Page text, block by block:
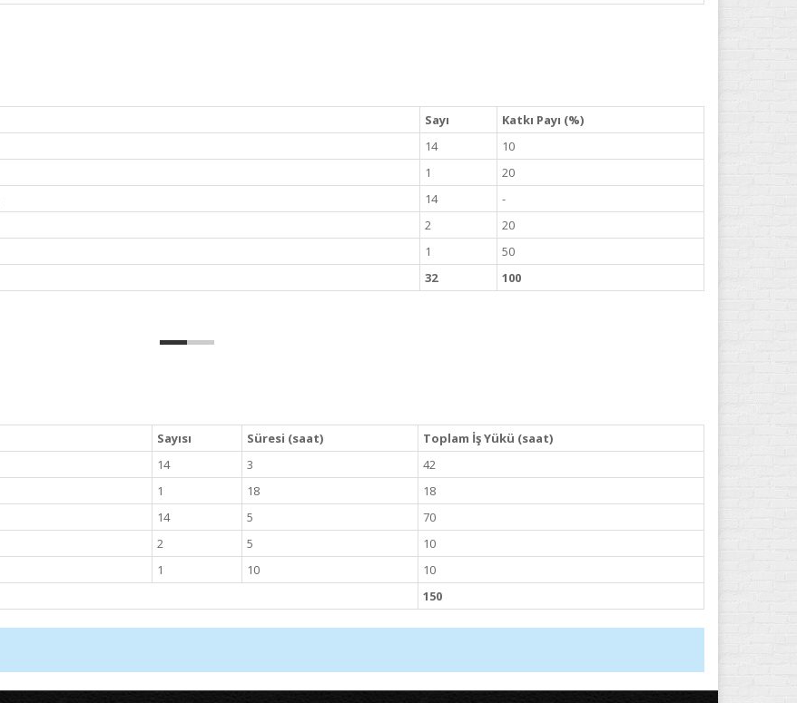
Sayı
Katkı Payı (%)
14
10
1
20
14
-
2
20
1
50
32 100
Sayısı Süresi (saat)
Toplam İş Yükü (saat)
14 3
42
1 18
18
14 5
70
2 5
10
1 10
10
150